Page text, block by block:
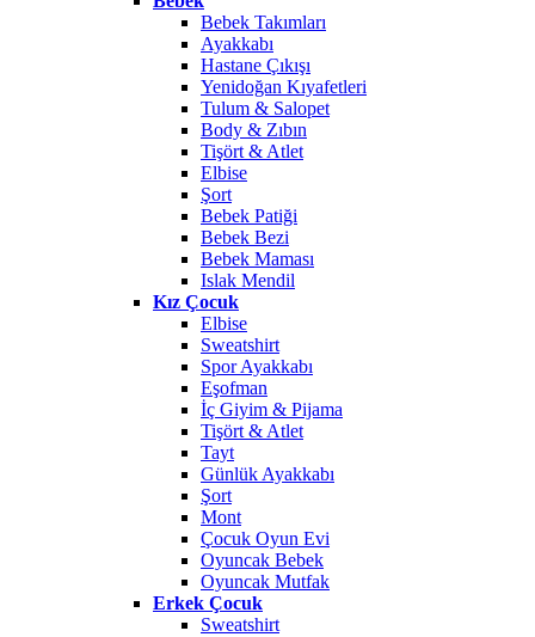
Bebek Takımları
Ayakkabı
Hastane Çıkışı
Yenidoğan Kıyafetleri
Tulum & Salopet
Body & Zıbın
Tişört & Atlet
Elbise
Şort
Bebek Patiği
Bebek Bezi
Bebek Maması
Islak Mendil
Kız Çocuk
Elbise
Sweatshirt
Spor Ayakkabı
Eşofman
İç Giyim & Pijama
Tişört & Atlet
Tayt
Günlük Ayakkabı
Şort
Mont
Çocuk Oyun Evi
Oyuncak Bebek
Oyuncak Mutfak
Erkek Çocuk
Sweatshirt